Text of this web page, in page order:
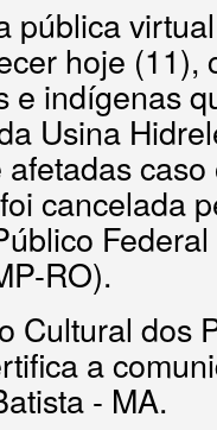
pública
hoje (11),
e indígenas
Usina
cancelada
RO).
Cultural dos
a
- MA.